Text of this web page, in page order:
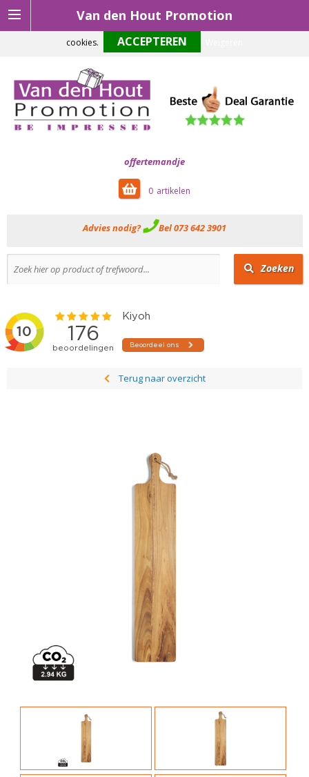
Van den Hout Promotion
offertemandje
0
Advies nodig? Bel 073 642 3901
Zoeken
Terug naar overzicht
Om onze website optimaal te laten functioneren maken wij gebruik van
cookies.